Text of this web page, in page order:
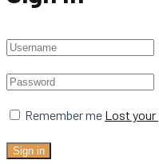
Remember me Lost your
Sign in